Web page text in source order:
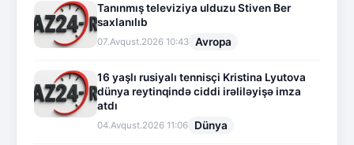
Tanınmış televiziya ulduzu Stiven Ber
saxlanılıb
07.Avqust.2026 10:43 Avropa
16 yaşlı rusiyalı tennisçi Kristina Lyutova
dünya reytinqində ciddi irəliləyişə imza
atdı
04.Avqust.2026 11:06 Dünya